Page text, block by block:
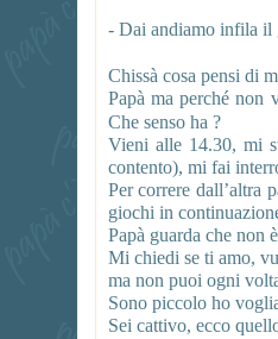
- Dai andiamo infila il
Chissà cosa pensi di
Papà ma perché non
Che senso ha ?
Vieni alle 14.30, mi
contento), mi fai
Per correre dall’altra
giochi in
Papà guarda che non
Mi chiedi se ti amo,
ma non puoi ogni
Sono piccolo ho
Sei cattivo, ecco